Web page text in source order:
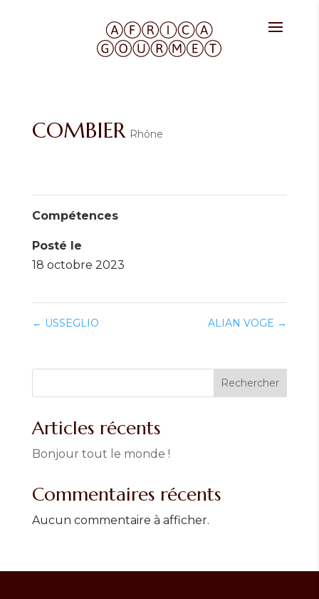
COMBIER Rhône
Compétences
Posté le
18 octobre 2023
← USSEGLIO ALIAN VOGE →
Rechercher
Articles récents
Bonjour tout le monde !
Commentaires récents
Aucun commentaire à afficher.